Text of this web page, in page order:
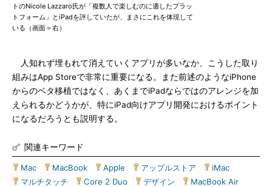
トのNicole Lazzaro氏が「複数人で楽しむのに適したプラッ
トフォーム」とiPadを評していたが、まさにこれを体現して
いる（画面＝右）
人知れず埋もれて消えていくアプリが多いなか、こうした取り
組みはApp Storeで非常に重要になる。また前述のようなiPhone
からのベタ移植ではなく、あくまでiPadならではのアレンジを加
えられるかどうかが、特にiPad向けアプリ開発におけるポイント
になるだろうとも説明する。
関連キーワード
Mac MacBook Apple アップルストア iMac
マルチタッチ
Core 2 Duo デザイン MacBook Air